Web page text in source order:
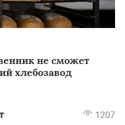
не сможет
хлебозавод
1207